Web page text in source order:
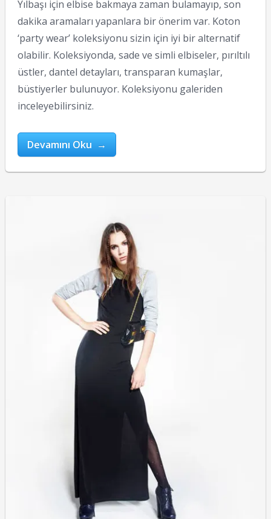
Yılbaşı için elbise bakmaya zaman bulamayıp, son
dakika aramaları yapanlara bir önerim var. Koton
‘party wear’ koleksiyonu sizin için iyi bir alternatif
olabilir. Koleksiyonda, sade ve simli elbiseler, pırıltılı
üstler, dantel detayları, transparan kumaşlar,
büstiyerler bulunuyor. Koleksiyonu galeriden
inceleyebilirsiniz.
Devamını Oku →